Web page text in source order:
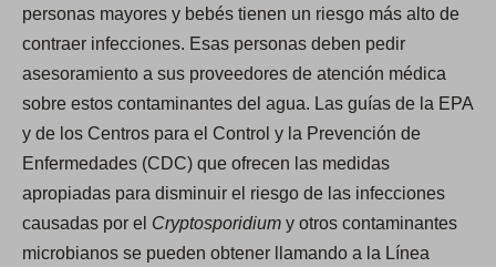
personas mayores y bebés tienen un riesgo más alto de
contraer infecciones. Esas personas deben pedir
asesoramiento a sus proveedores de atención médica
sobre estos contaminantes del agua. Las guías de la EPA
y de los Centros para el Control y la Prevención de
Enfermedades (CDC) que ofrecen las medidas
apropiadas para disminuir el riesgo de las infecciones
causadas por el Cryptosporidium y otros contaminantes
microbianos se pueden obtener llamando a la Línea